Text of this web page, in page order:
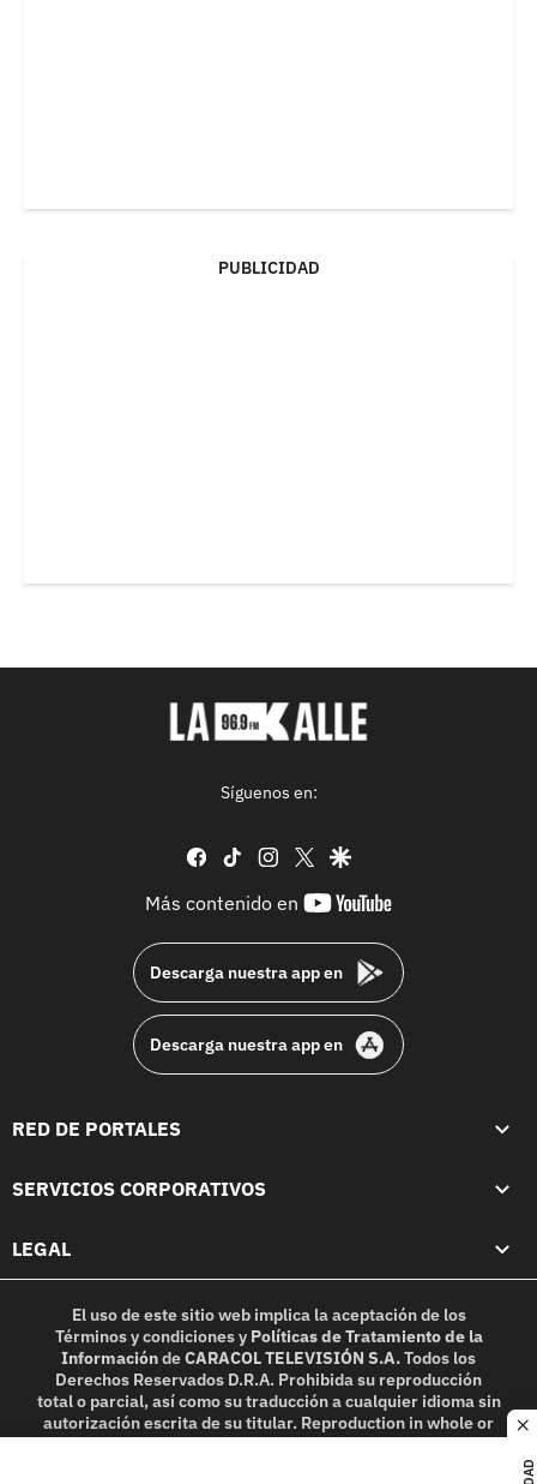
PUBLICIDAD
Síguenos en:
facebook
tiktok instagram
twittergoogle
Más contenido en
youtube-
Descarga nuestra app en
Descarga nuestra app en
RED DE PORTALES
SERVICIOS CORPORATIVOS
LEGAL
El uso de este sitio web implica la aceptación de los
Términos y condicionesy Políticas de Tratamiento de la
InformacióndeCARACOL TELEVISIÓN S.A.Todos los
Derechos Reservados D.R.A. Prohibida su reproducción
total o parcial, así como su traducción a cualquier idioma sin
autorización escrita de su titular. Reproduction in whole or
in part, or translation without written permission is